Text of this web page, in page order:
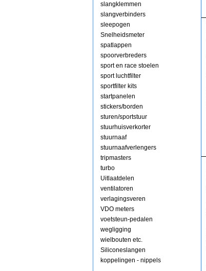
slangklemmen
slangverbinders
sleepogen
Snelheidsmeter
spatlappen
spoorverbreders
sport en race stoelen
sport luchtfilter
sportfilter kits
startpanelen
stickers/borden
sturen/sportstuur
stuurhuisverkorter
stuurnaaf
stuurnaafverlengers
tripmasters
turbo
Uitlaatdelen
ventilatoren
verlagingsveren
VDO meters
voetsteun-pedalen
wegligging
wielbouten etc.
Siliconeslangen
koppelingen - nippels